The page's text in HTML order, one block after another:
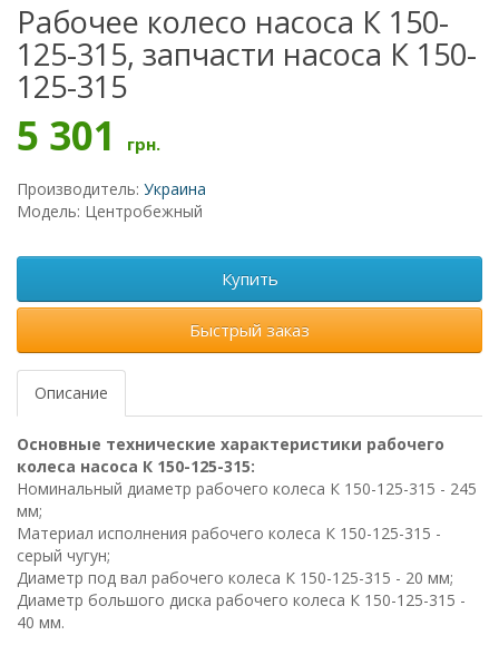
Рабочее колесо насоса К 150-
125-315, запчасти насоса К 150-
125-315
5 301 грн.
Производитель: Украина
Модель: Центробежный
Купить
Быстрый заказ
Описание
Основные технические характеристики рабочего
колеса насоса К 150-125-315:
Номинальный диаметр рабочего колеса К 150-125-315 - 245
мм;
Материал исполнения рабочего колеса К 150-125-315 -
серый чугун;
Диаметр под вал рабочего колеса К 150-125-315 - 20 мм;
Диаметр большого диска рабочего колеса К 150-125-315 -
40 мм.